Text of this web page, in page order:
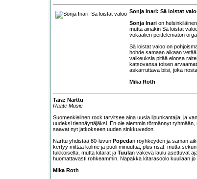
Sonja Inari: Sä loistat
Sonja Inari on
mutta ainakin Sä loistat
vokaalien peittelemätön
Sä loistat valoo on
hohde samaan aikaan
vaikeuksia pitää elonsa
katsovansa toisen
askarruttava biisi, joka
Mika Roth
Tara: Narttu
Raate Music
Suomenkielinen rock tarvitsee aina uusia lipunkantajia, ja
uudeksi tiennäyttäjäksi. En ole aiemmin törmännyt
saavat nyt jatkokseen uuden sinkkuvedon.
Narttu yhdistää 80-luvun Popedan röyhkeyden ja saman
kertyy mittaa kolme ja puoli minuuttia, plus risat, mutta
tukkoiselta, mutta kitarat ja Tuulan väkevä laulu asettuvat
huomattavasti rohkeammin. Napakka kitarasoolo kuullaan
Mika Roth